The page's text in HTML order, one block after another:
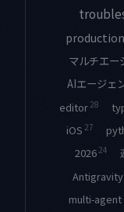
production
マルチエー
AIエージェ
editor 28
iOS 27
202624
Antigravity
multi-agent